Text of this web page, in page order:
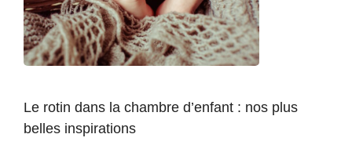
Le rotin dans la chambre d’enfant : nos plus
belles inspirations